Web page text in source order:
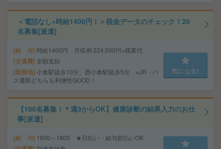
＜電話なし×時給1400円！＞税金データのチェック！20
名募集[派遣]
給 与 時給1400円 月収例 224,000円+残業代
交通費 全額支給
勤務地 小倉駅徒歩10分、西小倉駅徒歩5分 ※JR・バ
ス通勤どちらも利便性GOOD！
気になる!
【100名募集！＊週3からOK】健康診断の結果入力のお仕
事[派遣]
給 与 1600～1800 ★日払い・給与前払いOK